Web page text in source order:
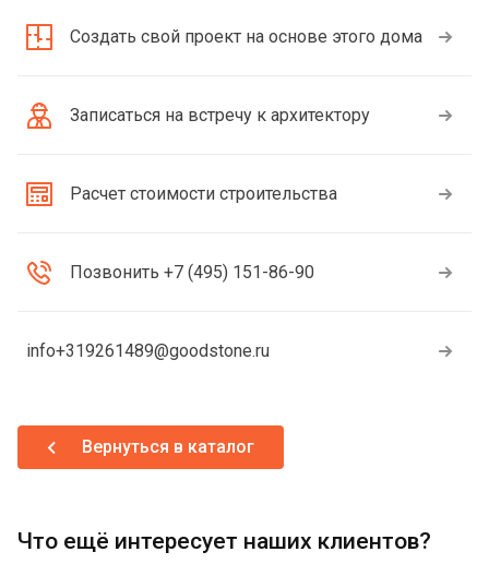
Создать свой проект на основе этого дома
Записаться на встречу к архитектору
Расчет стоимости строительства
Позвонить +7 (495) 151-86-90
info+319261489@goodstone.ru
Вернуться в каталог
Что ещё интересует наших клиентов?